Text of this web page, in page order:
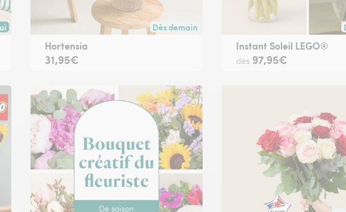
(pour toute commande passée avant 17h) ou à la date de votre choix.
Dès demain
Livraison dès demain (pour toute commande
Hortensia
31,95€
Instant Soleil LEGO®
dès 97,95€